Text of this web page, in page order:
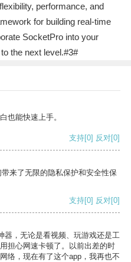
performance, and
for building real-time
SocketPro into your
the next level.#3#
也能快速上手。
支持[0] 反对[0]
来了无限的隐私保护和安全性保
支持[0] 反对[0]
器，无论是看视频、玩游戏还是工
担心网速卡顿了。以前出差的时
络，现在有了这个app，我再也不